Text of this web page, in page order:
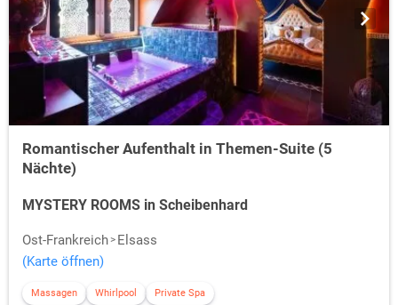
Romantischer Aufenthalt in Themen-Suite (5
Nächte)
MYSTERY ROOMS in Scheibenhard
Ost-Frankreich
Elsass
(Karte öffnen)
Massagen Whirlpool Private Spa